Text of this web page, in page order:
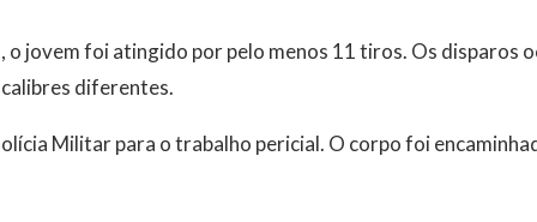
o jovem foi atingido por pelo menos 11 tiros. Os disparos
diferentes.
Militar para o trabalho pericial. O corpo foi